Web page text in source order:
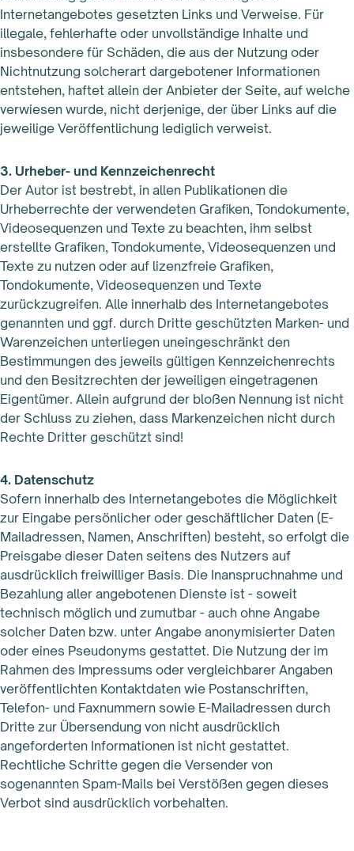
Internetangebotes gesetzten Links und Verweise. Für
illegale, fehlerhafte oder unvollständige Inhalte und
insbesondere für Schäden, die aus der Nutzung oder
Nichtnutzung solcherart dargebotener Informationen
entstehen, haftet allein der Anbieter der Seite, auf welche
verwiesen wurde, nicht derjenige, der über Links auf die
jeweilige Veröffentlichung lediglich verweist.
3. Urheber- und Kennzeichenrecht
Der Autor ist bestrebt, in allen Publikationen die
Urheberrechte der verwendeten Grafiken, Tondokumente,
Videosequenzen und Texte zu beachten, ihm selbst
erstellte Grafiken, Tondokumente, Videosequenzen und
Texte zu nutzen oder auf lizenzfreie Grafiken,
Tondokumente, Videosequenzen und Texte
zurückzugreifen. Alle innerhalb des Internetangebotes
genannten und ggf. durch Dritte geschützten Marken- und
Warenzeichen unterliegen uneingeschränkt den
Bestimmungen des jeweils gültigen Kennzeichenrechts
und den Besitzrechten der jeweiligen eingetragenen
Eigentümer. Allein aufgrund der bloßen Nennung ist nicht
der Schluss zu ziehen, dass Markenzeichen nicht durch
Rechte Dritter geschützt sind!
4. Datenschutz
Sofern innerhalb des Internetangebotes die Möglichkeit
zur Eingabe persönlicher oder geschäftlicher Daten (E-
Mailadressen, Namen, Anschriften) besteht, so erfolgt die
Preisgabe dieser Daten seitens des Nutzers auf
ausdrücklich freiwilliger Basis. Die Inanspruchnahme und
Bezahlung aller angebotenen Dienste ist - soweit
technisch möglich und zumutbar - auch ohne Angabe
solcher Daten bzw. unter Angabe anonymisierter Daten
oder eines Pseudonyms gestattet. Die Nutzung der im
Rahmen des Impressums oder vergleichbarer Angaben
veröffentlichten Kontaktdaten wie Postanschriften,
Telefon- und Faxnummern sowie E-Mailadressen durch
Dritte zur Übersendung von nicht ausdrücklich
angeforderten Informationen ist nicht gestattet.
Rechtliche Schritte gegen die Versender von
sogenannten Spam-Mails bei Verstößen gegen dieses
Verbot sind ausdrücklich vorbehalten.